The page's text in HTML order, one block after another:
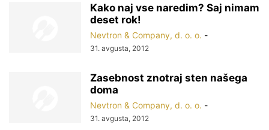
Kako naj vse naredim? Saj nimam
deset rok!
Nevtron & Company, d. o. o. -
31. avgusta, 2012
Zasebnost znotraj sten našega
doma
Nevtron & Company, d. o. o. -
31. avgusta, 2012